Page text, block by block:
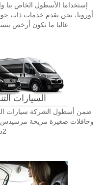
إستخداما الأسطول الخاص بنا
أوروبا، نحن نقدم خدمات ذات
غالبا ما تكون أرخص بنسبة 20-30٪ من سيارة
السيارات
وحافلات صغيرة مريحة مرسيدس
52